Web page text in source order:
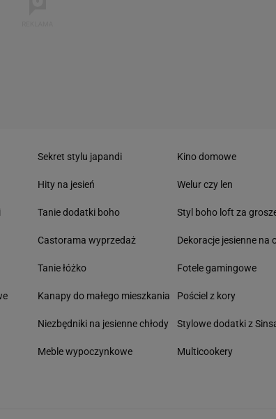
Sekret stylu japandi
Hity na jesień
Tanie dodatki boho
Castorama wyprzedaż
Tanie łóżko
Kanapy do małego mieszkania
Niezbędniki na jesienne chłody
Meble wypoczynkowe
Kino domowe
Welur czy len
Styl boho loft za
Dekoracje jesienne na
Fotele gamingowe
Pościel z kory
Stylowe dodatki z
Multicookery